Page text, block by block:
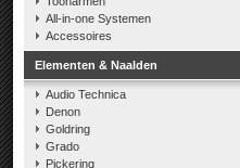
All-in-one Systemen
Accessoires
Elementen & Naalden
Audio Technica
Denon
Goldring
Grado
Pickering